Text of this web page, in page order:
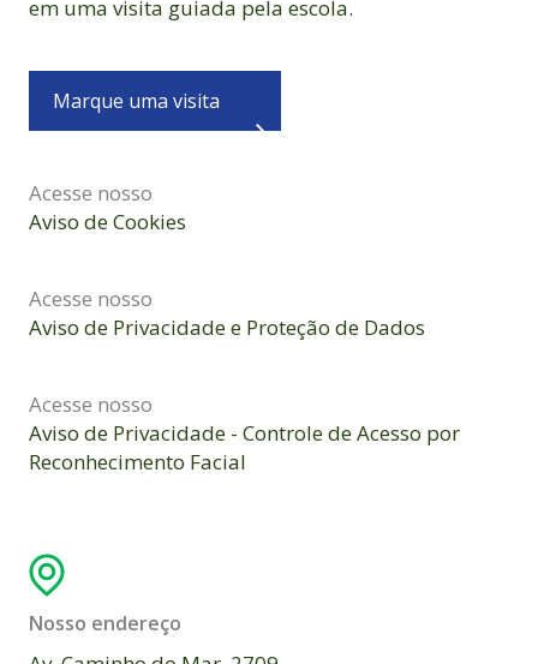
em uma visita guiada pela escola.
Marque uma visita
Acesse nosso
Aviso de Cookies
Acesse nosso
Aviso de Privacidade e Proteção de Dados
Acesse nosso
Aviso de Privacidade - Controle de Acesso por
Reconhecimento Facial
Nosso endereço